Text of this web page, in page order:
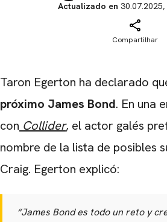
Actualizado en
Compartilhar
Taron Egerton ha declarado
próximo James Bond. En una
con Collider, el actor galés
nombre de la lista de posibles
Craig. Egerton explicó:
“James Bond es todo un reto y